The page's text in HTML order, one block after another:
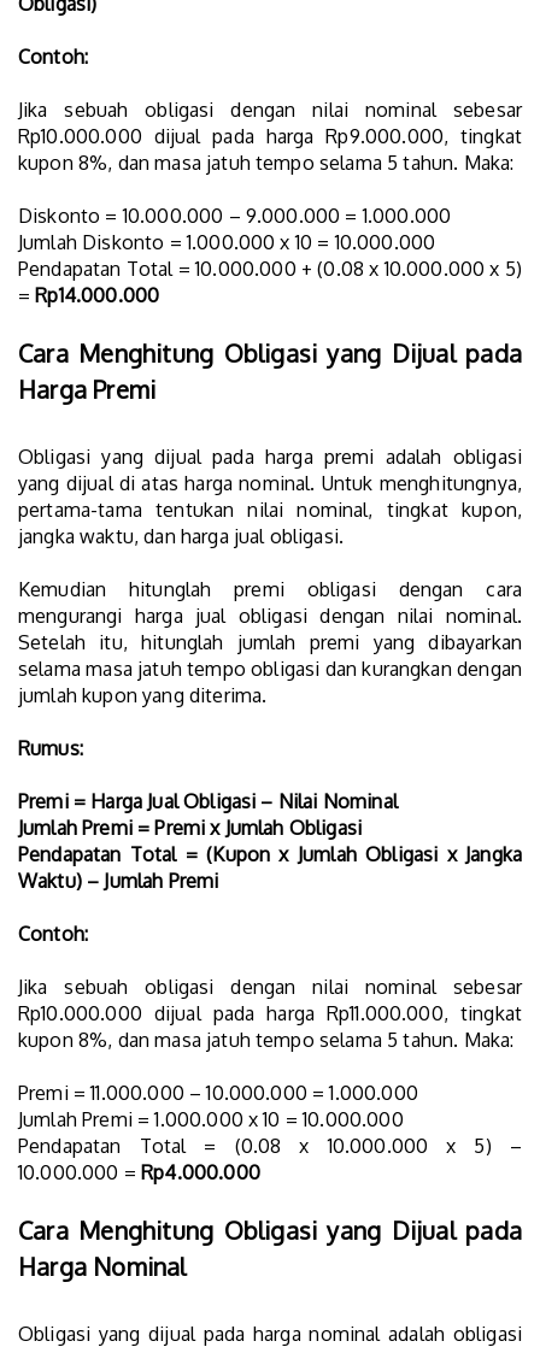
Contoh:
Jika sebuah obligasi dengan nilai nominal sebesar
Rp10.000.000 dijual pada harga Rp9.000.000, tingkat
kupon 8%, dan masa jatuh tempo selama 5 tahun. Maka:
Diskonto = 10.000.000 – 9.000.000 = 1.000.000
Jumlah Diskonto = 1.000.000 x 10 = 10.000.000
Pendapatan Total = 10.000.000 + (0.08 x 10.000.000 x 5)
=Rp14.000.000
Cara Menghitung Obligasi yang Dijual pada
Harga Premi
Obligasi yang dijual pada harga premi adalah obligasi
yang dijual di atas harga nominal. Untuk menghitungnya,
pertama-tama tentukan nilai nominal, tingkat kupon,
jangka waktu, dan harga jual obligasi.
Kemudian hitunglah premi obligasi dengan cara
mengurangi harga jual obligasi dengan nilai nominal.
Setelah itu, hitunglah jumlah premi yang dibayarkan
selama masa jatuh tempo obligasi dan kurangkan dengan
jumlah kupon yang diterima.
Rumus:
Premi = Harga Jual Obligasi – Nilai Nominal
Jumlah Premi = Premi x Jumlah Obligasi
Pendapatan Total = (Kupon x Jumlah Obligasi x Jangka
Waktu) – Jumlah Premi
Contoh:
Jika sebuah obligasi dengan nilai nominal sebesar
Rp10.000.000 dijual pada harga Rp11.000.000, tingkat
kupon 8%, dan masa jatuh tempo selama 5 tahun. Maka:
Premi = 11.000.000 – 10.000.000 = 1.000.000
Jumlah Premi = 1.000.000 x 10 = 10.000.000
Pendapatan Total = (0.08 x 10.000.000 x 5) –
10.000.000 =Rp4.000.000
Cara Menghitung Obligasi yang Dijual pada
Harga Nominal
Obligasi yang dijual pada harga nominal adalah obligasi